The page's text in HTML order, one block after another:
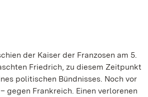
der Kaiser der Franzosen am 5.
Friedrich, zu diesem Zeitpunkt
politischen Bündnisses. Noch vor
gegen Frankreich. Einen verlorenen